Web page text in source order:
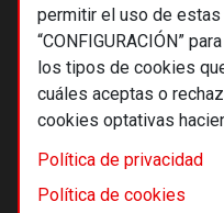
permitir el uso de
“CONFIGURACIÓN”
los tipos de cookies
cuáles aceptas o
cookies optativas
Política de privacidad
Política de cookies
© 2026
Footer
Términos y